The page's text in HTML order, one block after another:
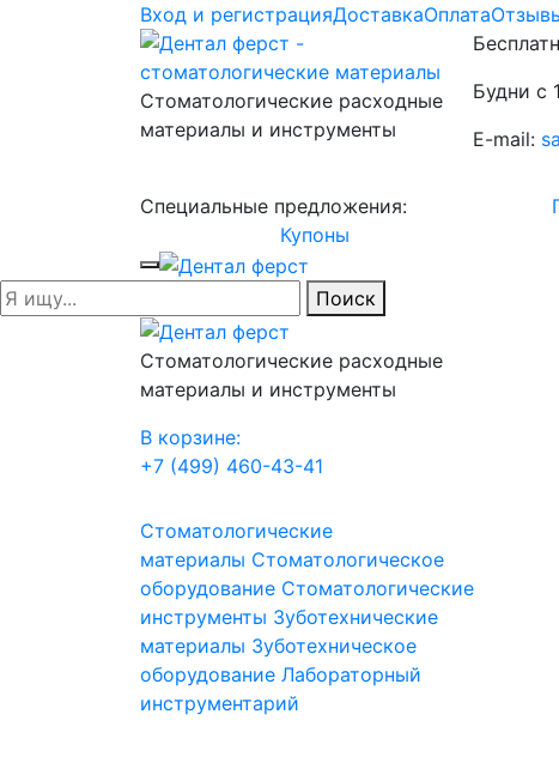
Вход и регистрацияДоставкаОплата
Стоматологические расходные
материалы и инструменты
Будни с
E-mail:
Специальные предложения:
Купоны
Поиск
Стоматологические расходные
материалы и инструменты
В корзине:
+7 (499) 460-43-41
Стоматологические
материалы Стоматологическое
оборудование Стоматологические
инструменты Зуботехнические
материалы Зуботехническое
оборудование Лабораторный
инструментарий